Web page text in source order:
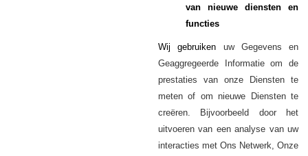
van nieuwe diensten en
functies
Wij gebruiken uw Gegevens en
Geaggregeerde Informatie om de
prestaties van onze Diensten te
meten of om nieuwe
Dienstente
creëren. Bijvoorbeeld door het
uitvoeren van een analyse van uw
interacties met Ons Netwerk, Onze